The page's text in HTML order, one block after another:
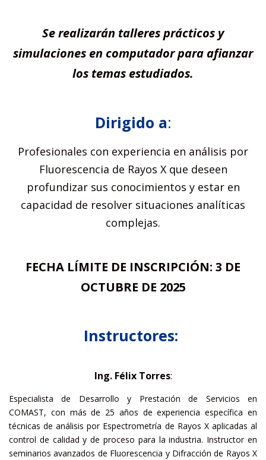
Se realizarán talleres prácticos y
simulaciones en computador para afianzar
los temas estudiados.
Dirigido a:
Profesionales con experiencia en análisis por
Fluorescencia de Rayos X que deseen
profundizar sus conocimientos y estar en
capacidad de resolver situaciones analíticas
complejas.
FECHA LÍMITE DE INSCRIPCIÓN: 3 DE
OCTUBRE DE 2025
Instructores:
Ing. Félix Torres:
Especialista de Desarrollo y Prestación de Servicios en
COMAST, con más de 25 años de experiencia específica en
técnicas de análisis por Espectrometría de Rayos X aplicadas al
control de calidad y de proceso para la industria. Instructor en
seminarios avanzados de Fluorescencia y Difracción de Rayos X